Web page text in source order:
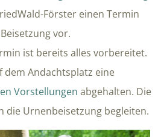
Förster einen Termin
vor.
ist bereits alles vorbereitet.
dem Andachtsplatz eine
Vorstellungen abgehalten. Die
die Urnenbeisetzung begleiten.